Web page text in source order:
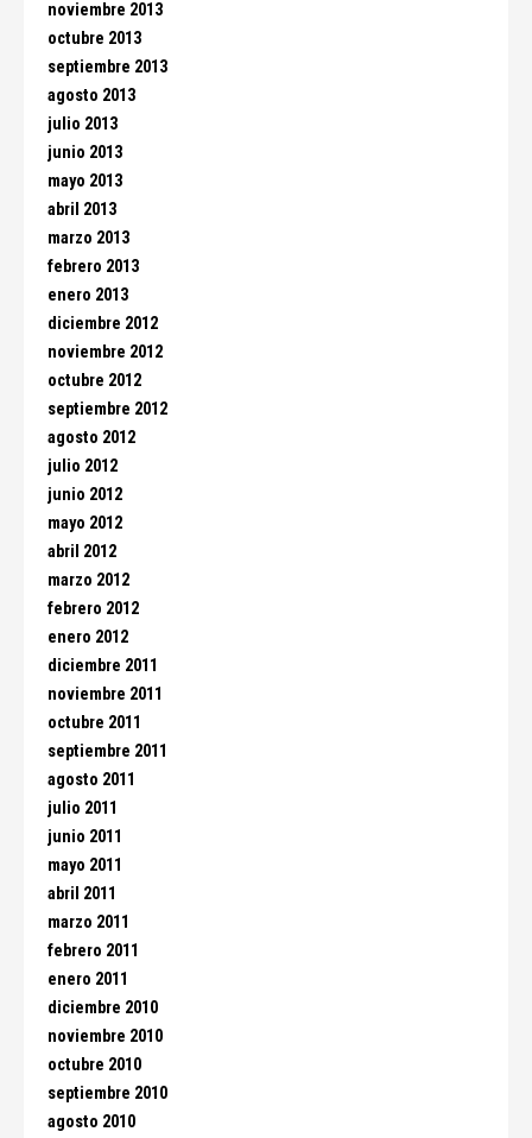
noviembre 2013
octubre 2013
septiembre 2013
agosto 2013
julio 2013
junio 2013
mayo 2013
abril 2013
marzo 2013
febrero 2013
enero 2013
diciembre 2012
noviembre 2012
octubre 2012
septiembre 2012
agosto 2012
julio 2012
junio 2012
mayo 2012
abril 2012
marzo 2012
febrero 2012
enero 2012
diciembre 2011
noviembre 2011
octubre 2011
septiembre 2011
agosto 2011
julio 2011
junio 2011
mayo 2011
abril 2011
marzo 2011
febrero 2011
enero 2011
diciembre 2010
noviembre 2010
octubre 2010
septiembre 2010
agosto 2010